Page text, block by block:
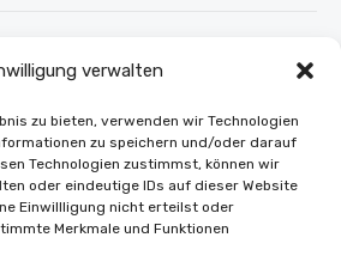
verwalten
zu bieten, verwenden wir Technologien
zu speichern und/oder darauf
Technologien zustimmst, können wir
oder eindeutige IDs auf dieser Website
Einwillligung nicht erteilst oder
Merkmale und Funktionen